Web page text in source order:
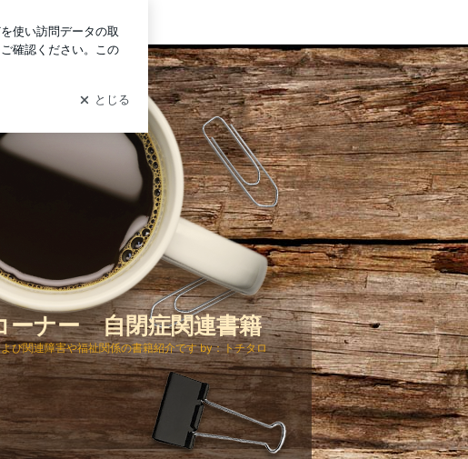
ログイン
ーナー 自閉症関連書籍
び関連障害や福祉関係の書籍紹介です by：トチタロ